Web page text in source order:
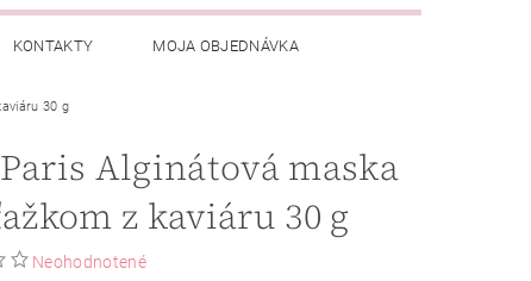
KONTAKTY MOJA OBJEDNÁVKA
30 g
Alginátová maska
z kaviáru 30 g
Neohodnotené